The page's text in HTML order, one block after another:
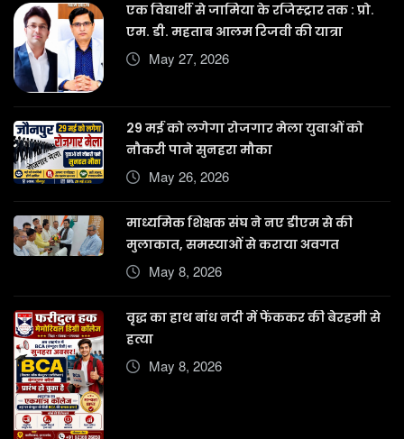
एक विद्यार्थी से जामिया के रजिस्ट्रार तक : प्रो.
एम. डी. महताब आलम रिजवी की यात्रा
May 27, 2026
29 मई को लगेगा रोजगार मेला युवाओं को
नौकरी पाने सुनहरा मौका
May 26, 2026
माध्यमिक शिक्षक संघ ने नए डीएम से की
मुलाकात, समस्याओं से कराया अवगत
May 8, 2026
वृद्ध का हाथ बांध नदी में फेंककर की बेरहमी से
हत्या
May 8, 2026